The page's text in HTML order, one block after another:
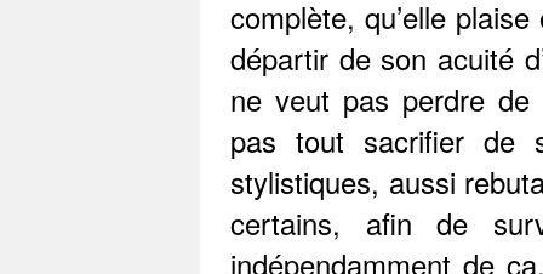
complète, qu’elle
départir de son acuité
ne veut pas perdre
pas tout sacrifier de
stylistiques, aussi
certains, afin de
indépendamment de